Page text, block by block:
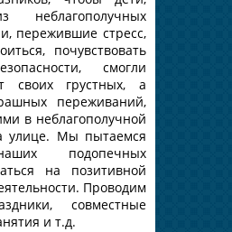
неблагополучных
пережившие стресс,
почувствовать
смогли
своих грустных, а
переживаний,
в неблагополучной
улице. Мы пытаемся
подопечных
на позитивной
Проводим
совместные
и т.д.